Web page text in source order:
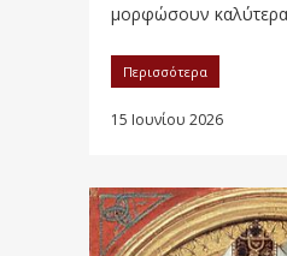
μορφώσουν
Περισσότερα
15 Ιουνίου 2026